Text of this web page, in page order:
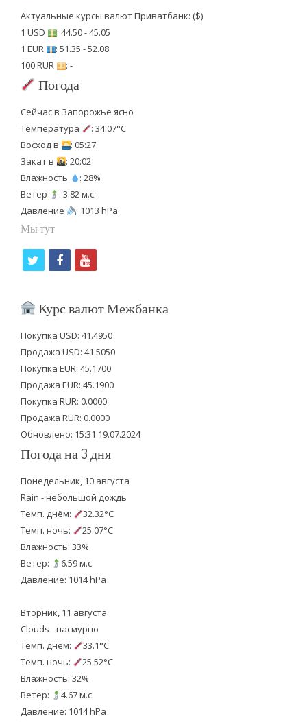
Актуальные курсы валют Приватбанк: ($)
1 USD
: 44.50 - 45.05
1 EUR
: 51.35 - 52.08
100 RUR
: -
Погода
Сейчас в Запорожье ясно
Температура
: 34.07°C
Восход в
: 05:27
Закат в
: 20:02
Влажность
: 28%
Ветер
: 3.82 м.с.
Давление
: 1013 hPa
Мы тут
i
t
e
r
f
c
b
o
o
k
y
u
u
b
e
Курс валют Межбанка
Покупка USD: 41.4950
Продажа USD: 41.5050
Покупка EUR: 45.1700
Продажа EUR: 45.1900
Покупка RUR: 0.0000
Продажа RUR: 0.0000
Обновлено: 15:31 19.07.2024
Погода на 3 дня
Понедельник, 10 августа
Rain - небольшой дождь
Темп. днём:
32.32°C
Темп. ночь:
25.07°C
Влажность: 33%
Ветер:
6.59 м.с.
Давление: 1014 hPa
Вторник, 11 августа
Clouds - пасмурно
Темп. днём:
33.1°C
Темп. ночь:
25.52°C
Влажность: 32%
Ветер:
4.67 м.с.
Давление: 1014 hPa